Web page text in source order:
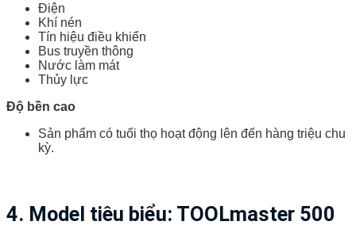
Điện
Khí nén
Tín hiệu điều khiển
Bus truyền thông
Nước làm mát
Thủy lực
Độ bền cao
Sản phẩm có tuổi thọ hoạt động lên đến hàng triệu chu
kỳ.
4. Model tiêu biểu: TOOLmaster 500